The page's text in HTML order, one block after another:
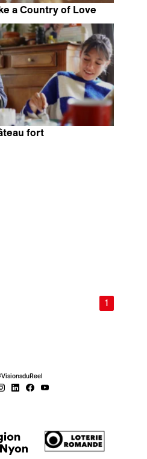
a Country of Love
fort
1